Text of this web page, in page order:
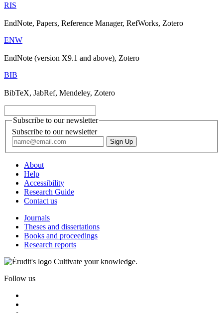
RIS
EndNote, Papers, Reference Manager, RefWorks, Zotero
ENW
EndNote (version X9.1 and above), Zotero
BIB
BibTeX, JabRef, Mendeley, Zotero
Subscribe to our newsletter
Subscribe to our newsletter
About
Help
Accessibility
Research Guide
Contact us
Journals
Theses and dissertations
Books and proceedings
Research reports
Cultivate your knowledge.
Follow us